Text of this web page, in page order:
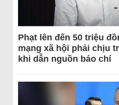
Phạt lên đến 50 triệu
mạng xã hội phải chịu
khi dẫn nguồn báo chí